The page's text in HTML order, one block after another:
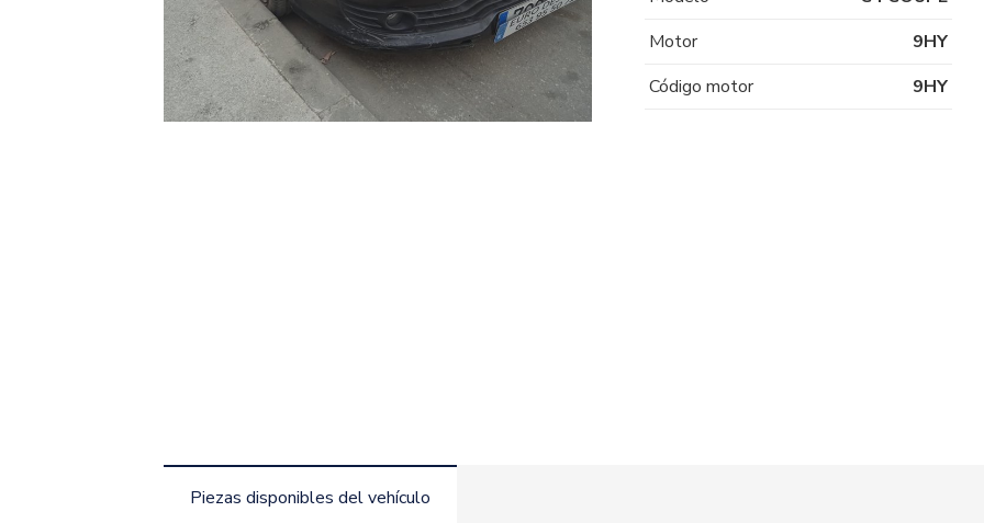
Motor
9HY
Código motor
9HY
Piezas disponibles del vehículo